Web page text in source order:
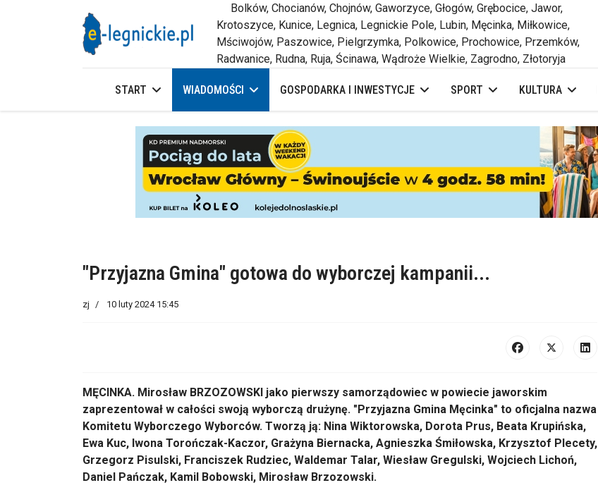
Bolków, Chocianów, Chojnów, Gaworzyce, Głogów, Grębocice, Jawor,
Krotoszyce, Kunice, Legnica, Legnickie Pole, Lubin, Męcinka, Miłkowice,
Mściwojów, Paszowice, Pielgrzymka, Polkowice, Prochowice, Przemków,
Radwanice, Rudna, Ruja, Ścinawa, Wądroże Wielkie, Zagrodno, Złotoryja
START WIADOMOŚCI GOSPODARKA I INWESTYCJE SPORT KULTURA
"Przyjazna Gmina" gotowa do wyborczej kampanii...
zj 10 luty 2024 15:45
MĘCINKA. Mirosław BRZOZOWSKI jako pierwszy samorządowiec w powiecie jaworskim
zaprezentował w całości swoją wyborczą drużynę. "Przyjazna Gmina Męcinka" to oficjalna nazwa
Komitetu Wyborczego Wyborców. Tworzą ją: Nina Wiktorowska, Dorota Prus, Beata Krupińska,
Ewa Kuc, Iwona Torończak-Kaczor, Grażyna Biernacka, Agnieszka Śmiłowska, Krzysztof Plecety,
Grzegorz Pisulski, Franciszek Rudziec, Waldemar Talar, Wiesław Gregulski, Wojciech Lichoń,
Daniel Pańczak, Kamil Bobowski, Mirosław Brzozowski.